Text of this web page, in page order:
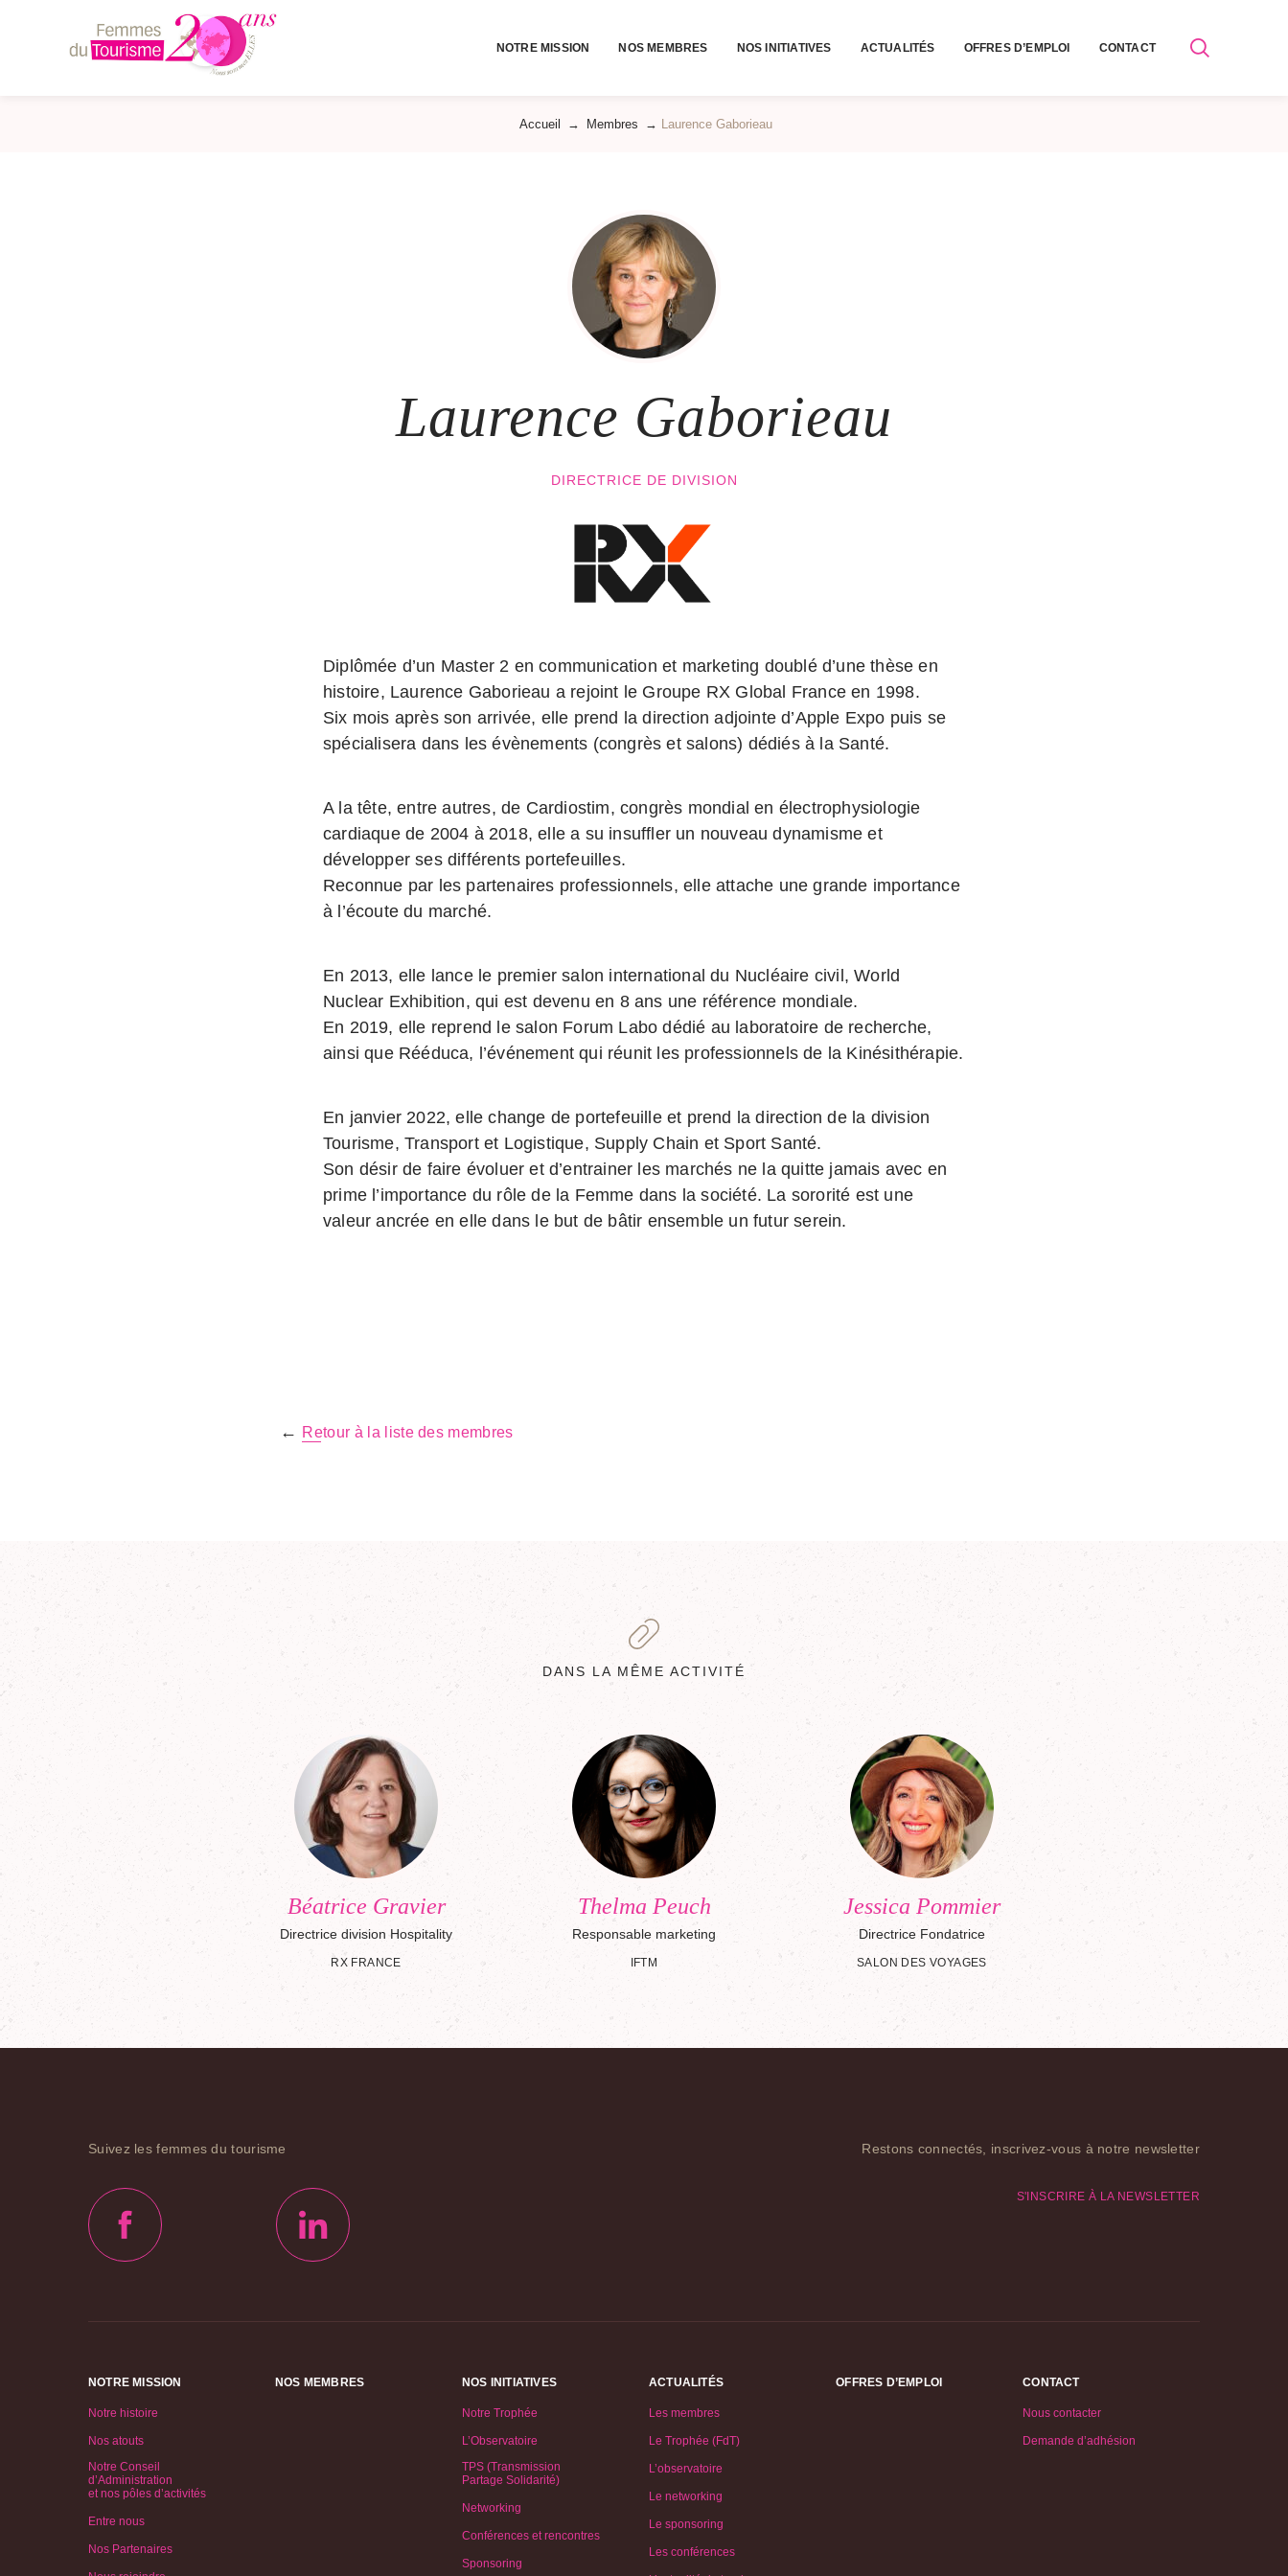
NOTRE MISSION NOS MEMBRES NOS INITIATIVES ACTUALITÉS OFFRES D’EMPLOI CONTACT
Accueil → Membres → Laurence Gaborieau
Laurence Gaborieau
DIRECTRICE DE DIVISION
Diplômée d’un Master 2 en communication et marketing doublé d’une thèse en
histoire, Laurence Gaborieau a rejoint le Groupe RX Global France en 1998.
Six mois après son arrivée, elle prend la direction adjointe d’Apple Expo puis se
spécialisera dans les évènements (congrès et salons) dédiés à la Santé.
A la tête, entre autres, de Cardiostim, congrès mondial en électrophysiologie
cardiaque de 2004 à 2018, elle a su insuffler un nouveau dynamisme et
développer ses différents portefeuilles.
Reconnue par les partenaires professionnels, elle attache une grande importance
à l’écoute du marché.
En 2013, elle lance le premier salon international du Nucléaire civil, World
Nuclear Exhibition, qui est devenu en 8 ans une référence mondiale.
En 2019, elle reprend le salon Forum Labo dédié au laboratoire de recherche,
ainsi que Rééduca, l’événement qui réunit les professionnels de la Kinésithérapie.
En janvier 2022, elle change de portefeuille et prend la direction de la division
Tourisme, Transport et Logistique, Supply Chain et Sport Santé.
Son désir de faire évoluer et d’entrainer les marchés ne la quitte jamais avec en
prime l’importance du rôle de la Femme dans la société. La sororité est une
valeur ancrée en elle dans le but de bâtir ensemble un futur serein.
← Retour à la liste des membres
DANS LA MÊME ACTIVITÉ
Béatrice Gravier
Directrice division Hospitality
RX FRANCE
Thelma Peuch
Responsable marketing
IFTM
Jessica Pommier
Directrice Fondatrice
SALON DES VOYAGES
Suivez les femmes du tourisme Restons connectés, inscrivez-vous à notre newsletter
S'INSCRIRE À LA NEWSLETTER
NOTRE MISSION
Notre histoire
Nos atouts
Notre Conseil
d’Administration
et nos pôles d’activités
Entre nous
Nos Partenaires
NOS MEMBRES NOS INITIATIVES
Notre Trophée
L’Observatoire
TPS (Transmission
Partage Solidarité)
Networking
Conférences et rencontres
Sponsoring
ACTUALITÉS
Les membres
Le Trophée (FdT)
L’observatoire
Le networking
Le sponsoring
Les conférences
OFFRES D’EMPLOI CONTACT
Nous contacter
Demande d’adhésion